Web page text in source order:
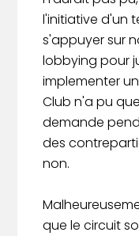
l'initiative d'un
s'appuyer sur
lobbying pour
implementer
Club n'a pu
demande
des
non.
que le circuit